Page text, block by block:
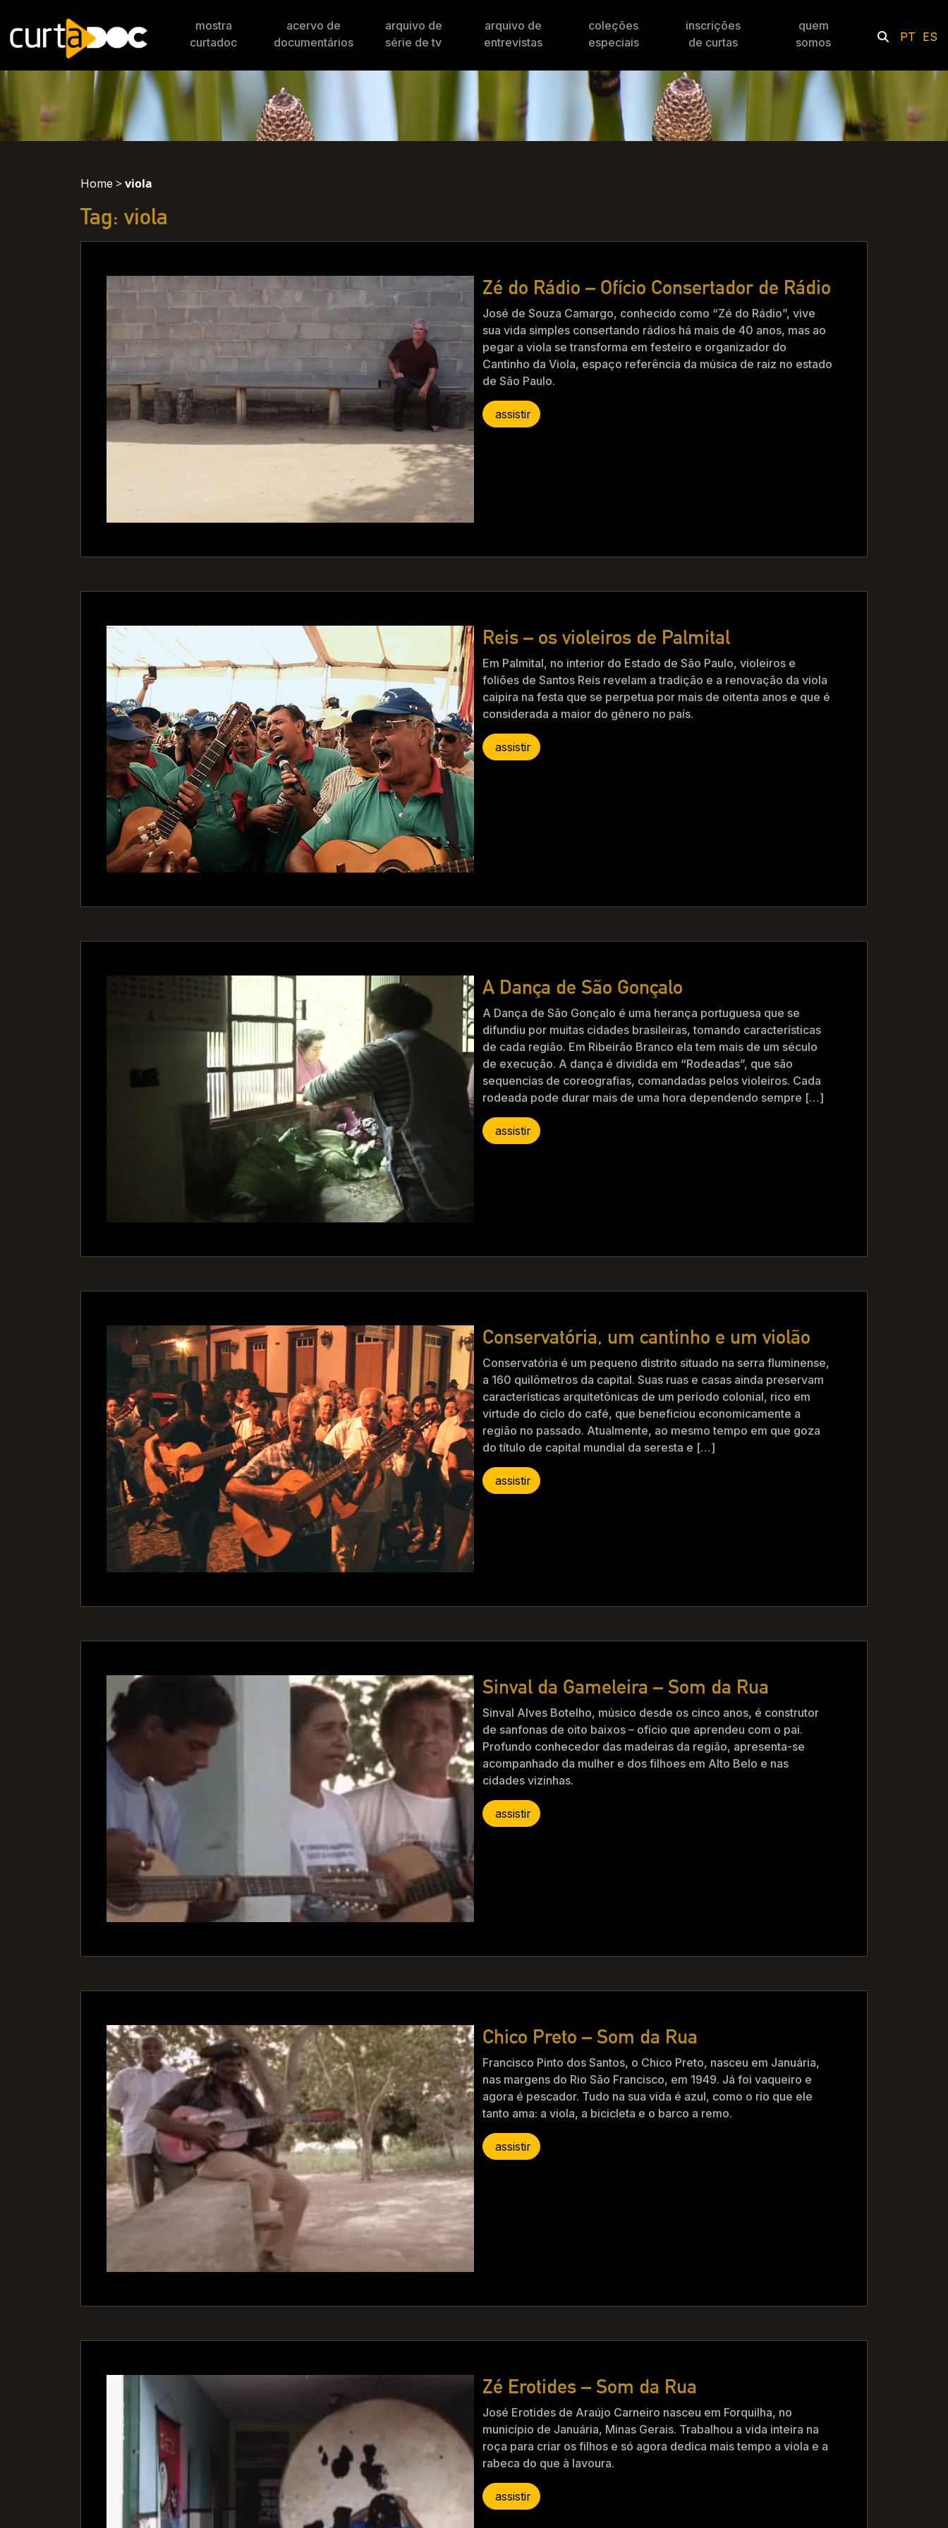
mostra
curtadoc
acervo de
documentários
arquivo de
série de tv
arquivo de
entrevistas
coleções
especiais
inscrições
de curtas
quem
somos
PT ES
Home >viola
Tag: viola
Zé do Rádio – Ofício Consertador de Rádio
José de Souza Camargo, conhecido como “Zé do Rádio”, vive
sua vida simples consertando rádios há mais de 40 anos, mas ao
pegar a viola se transforma em festeiro e organizador do
Cantinho da Viola, espaço referência da música de raiz no estado
de São Paulo.
assistir
Reis – os violeiros de Palmital
Em Palmital, no interior do Estado de São Paulo, violeiros e
foliões de Santos Reis revelam a tradição e a renovação da viola
caipira na festa que se perpetua por mais de oitenta anos e que é
considerada a maior do gênero no país.
assistir
A Dança de São Gonçalo
A Dança de São Gonçalo é uma herança portuguesa que se
difundiu por muitas cidades brasileiras, tomando características
de cada região. Em Ribeirão Branco ela tem mais de um século
de execução. A dança é dividida em “Rodeadas”, que são
sequencias de coreografias, comandadas pelos violeiros. Cada
rodeada pode durar mais de uma hora dependendo sempre […]
assistir
Conservatória, um cantinho e um violão
Conservatória é um pequeno distrito situado na serra fluminense,
a 160 quilômetros da capital. Suas ruas e casas ainda preservam
características arquitetônicas de um período colonial, rico em
virtude do ciclo do café, que beneficiou economicamente a
região no passado. Atualmente, ao mesmo tempo em que goza
do título de capital mundial da seresta e […]
assistir
Sinval da Gameleira – Som da Rua
Sinval Alves Botelho, músico desde os cinco anos, é construtor
de sanfonas de oito baixos – ofício que aprendeu com o pai.
Profundo conhecedor das madeiras da região, apresenta-se
acompanhado da mulher e dos filhoes em Alto Belo e nas
cidades vizinhas.
assistir
Chico Preto – Som da Rua
Francisco Pinto dos Santos, o Chico Preto, nasceu em Januária,
nas margens do Rio São Francisco, em 1949. Já foi vaqueiro e
agora é pescador. Tudo na sua vida é azul, como o rio que ele
tanto ama: a viola, a bicicleta e o barco a remo.
assistir
Zé Erotides – Som da Rua
José Erotides de Araújo Carneiro nasceu em Forquilha, no
município de Januária, Minas Gerais. Trabalhou a vida inteira na
roça para criar os filhos e só agora dedica mais tempo a viola e a
rabeca do que à lavoura.
assistir